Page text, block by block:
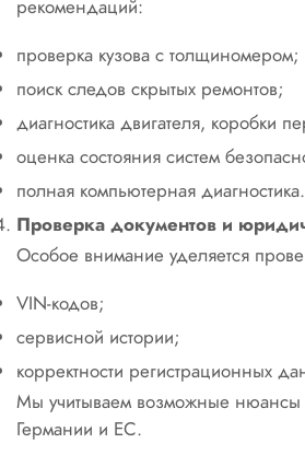
рекомендаций:
проверка кузова с толщиномером;
поиск следов скрытых ремонтов;
диагностика двигателя, коробки
оценка состояния систем
полная компьютерная диагностика.
Проверка документов и
Особое внимание уделяется
VIN-кодов;
сервисной истории;
корректности регистрационных
Мы учитываем возможные нюансы
Германии и ЕС.